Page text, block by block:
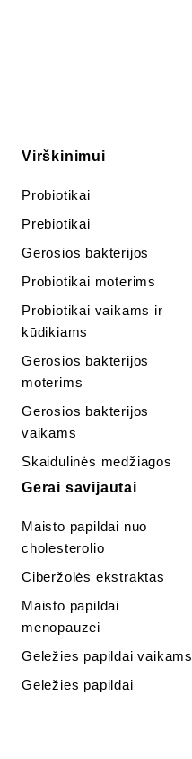
Virškinimui
Probiotikai
Prebiotikai
Gerosios bakterijos
Probiotikai moterims
Probiotikai vaikams ir
kūdikiams
Gerosios bakterijos
moterims
Gerosios bakterijos
vaikams
Skaidulinės medžiagos
Gerai savijautai
Maisto papildai nuo
cholesterolio
Ciberžolės ekstraktas
Maisto papildai
menopauzei
Geležies papildai vaikams
Geležies papildai